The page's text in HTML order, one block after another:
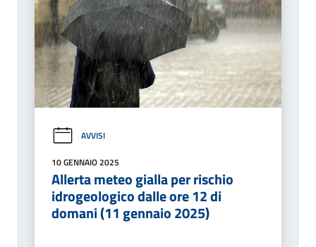
AVVISI
10 GENNAIO 2025
Allerta meteo gialla per rischio
idrogeologico dalle ore 12 di
domani (11 gennaio 2025)